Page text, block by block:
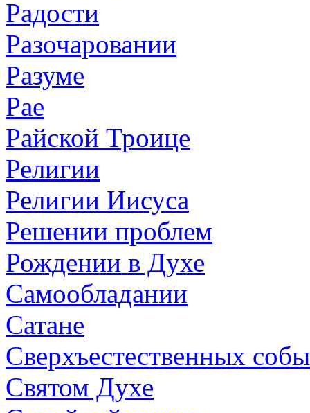
Радости
Разочаровании
Разуме
Рае
Райской Троице
Религии
Религии Иисуса
Решении проблем
Рождении в Духе
Самообладании
Сатане
Сверхъестественных
Святом Духе